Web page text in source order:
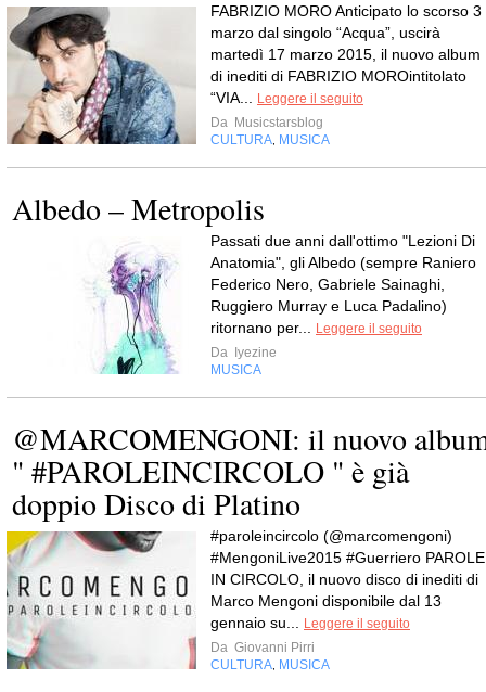
FABRIZIO MORO Anticipato lo scorso 3
marzo dal singolo “Acqua”, uscirà
martedì 17 marzo 2015, il nuovo album
di inediti di FABRIZIO MOROintitolato
“VIA...
Leggere il seguito
Da Musicstarsblog
CULTURA MUSICA
Albedo – Metropolis
Passati due anni dall'ottimo "Lezioni Di
Anatomia", gli Albedo (sempre Raniero
Federico Nero, Gabriele Sainaghi,
Ruggiero Murray e Luca Padalino)
ritornano per...
Leggere il seguito
Da
Iyezine
MUSICA
@MARCOMENGONI: il nuovo
" #PAROLEINCIRCOLO " è già
doppio Disco di Platino
#paroleincircolo (@marcomengoni)
#MengoniLive2015 #Guerriero PAROLE
IN CIRCOLO, il nuovo disco di inediti di
Marco Mengoni disponibile dal 13
gennaio su...
Leggere il seguito
Da Giovanni Pirri
CULTURA MUSICA